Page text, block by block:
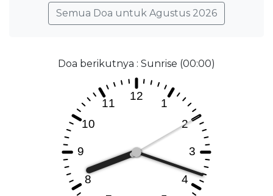
Semua Doa untuk Agustus 2026
Doa berikutnya : Sunrise (00:00)